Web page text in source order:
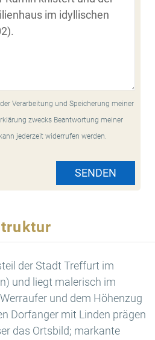
Verarbeitung und Speicherung meiner
zwecks Beantwortung meiner
jederzeit widerrufen werden.
SENDEN
der Stadt Treffurt im
und liegt malerisch im
und dem Höhenzug
Dorfanger mit Linden prägen
das Ortsbild; markante